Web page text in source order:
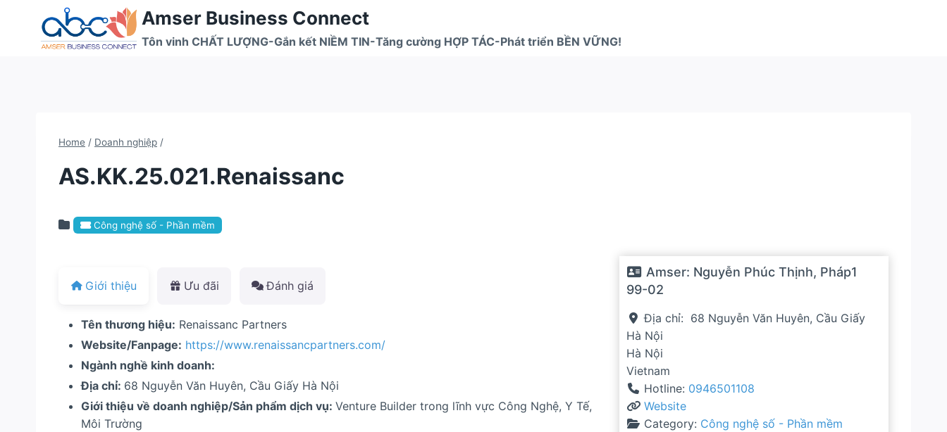
Amser Business Connect
Tôn vinh CHẤT LƯỢNG-Gắn kết NIỀM TIN-Tăng cường HỢP TÁC-Phát triển BỀN VỮNG!
Home / Doanh nghiệp /
AS.KK.25.021.Renaissanc
Công nghệ số - Phần mềm
Giới thiệu Ưu đãi Đánh giá
Tên thương hiệu: Renaissanc Partners
Website/Fanpage: https://www.renaissancpartners.com/
Ngành nghề kinh doanh:
Địa chỉ: 68 Nguyễn Văn Huyên, Cầu Giấy Hà Nội
Giới thiệu về doanh nghiệp/Sản phẩm dịch vụ: Venture Builder trong lĩnh vực Công Nghệ, Y Tế,
Môi Trường
Amser: Nguyễn Phúc Thịnh, Pháp1
99-02
Địa chỉ: 68 Nguyễn Văn Huyên, Cầu Giấy
Hà Nội
Hà Nội
Vietnam
Hotline: 0946501108
Website
Category: Công nghệ số - Phần mềm